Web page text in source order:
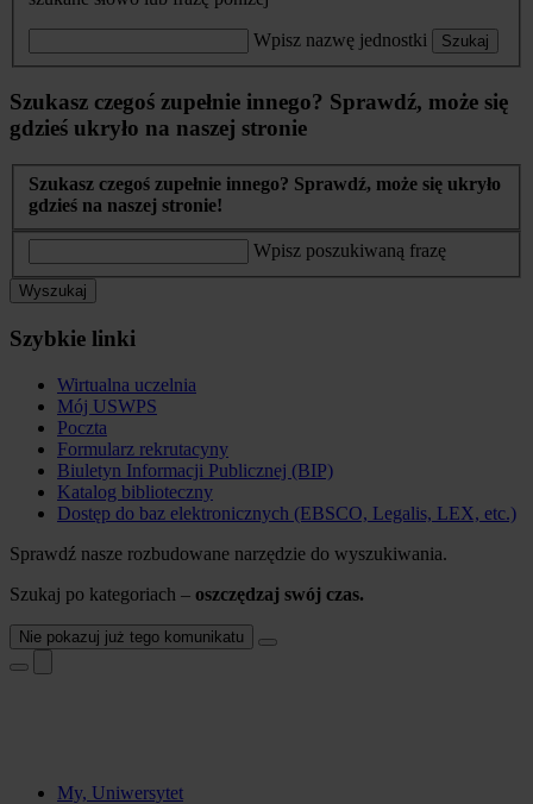
Wpisz nazwę jednostki Szukaj
Szukasz czegoś zupełnie innego? Sprawdź, może się
gdzieś ukryło na naszej stronie
Szukasz czegoś zupełnie innego? Sprawdź, może się ukryło
gdzieś na naszej stronie!
Wpisz poszukiwaną frazę
Wyszukaj
Szybkie linki
Wirtualna uczelnia
Mój USWPS
Poczta
Formularz rekrutacyny
Biuletyn Informacji Publicznej (BIP)
Katalog biblioteczny
Dostęp do baz elektronicznych (EBSCO, Legalis, LEX, etc.)
Sprawdź nasze rozbudowane narzędzie do wyszukiwania.
Szukaj po kategoriach – oszczędzaj swój czas.
Nie pokazuj już tego komunikatu
My, Uniwersytet